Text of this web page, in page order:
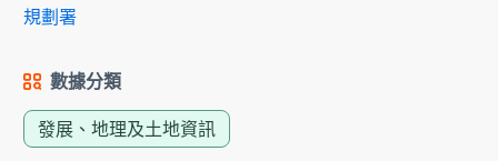
規劃署
數據分類
發展、地理及土地資訊